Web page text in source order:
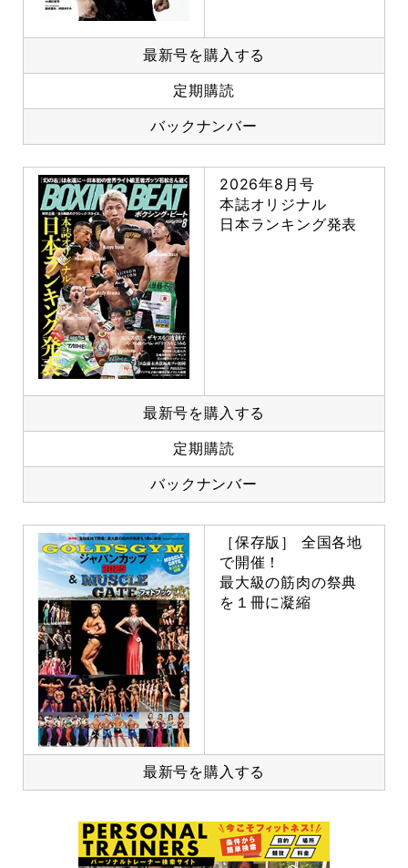
最新号を購入する
定期購読
バックナンバー
2026年8月号
本誌オリジナル
日本ランキング発表
最新号を購入する
定期購読
バックナンバー
［保存版］ 全国各地
で開催！
最大級の筋肉の祭典
を１冊に凝縮
最新号を購入する